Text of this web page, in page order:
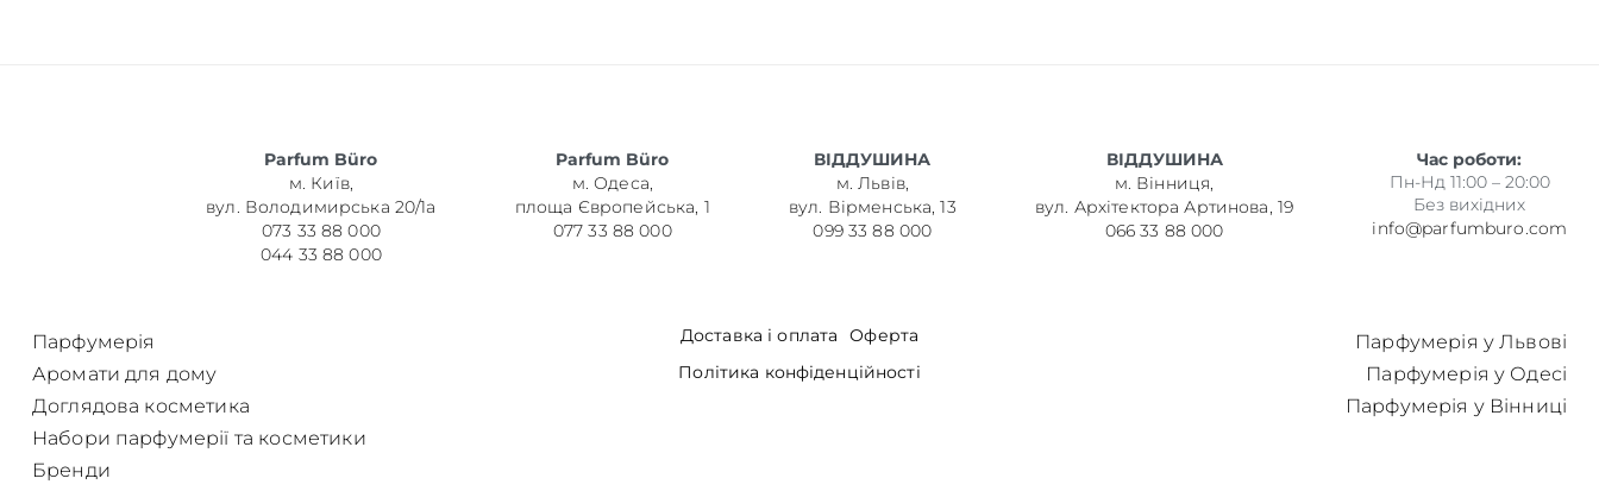
Парфумер
Parfum Büro
м. Київ,
вул. Володимирська 20/1а
073 33 88 000
044 33 88 000
Parfum Büro
м. Одеса,
площа Європейська, 1
077 33 88 000
ВІДДУШИНА
м. Львів,
вул. Вірменська, 13
099 33 88 000
ВІДДУШИНА
м. Вінниця,
вул. Архітектора Артинова, 19
066 33 88 000
Час роботи:
Пн-Нд 11:00 – 20:00
Без вихідних
info@parfumburo.com
Парфумерія
Аромати для дому
Доглядова косметика
Набори парфумерії та косметики
Бренди
Доставка і оплата
Оферта
Політика конфіденційності
Парфумерія у Львові
Парфумерія у Одесі
Парфумерія у Вінниці